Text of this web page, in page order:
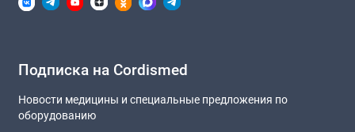
Подписка на Cordismed
Новости медицины и специальные предложения по
оборудованию